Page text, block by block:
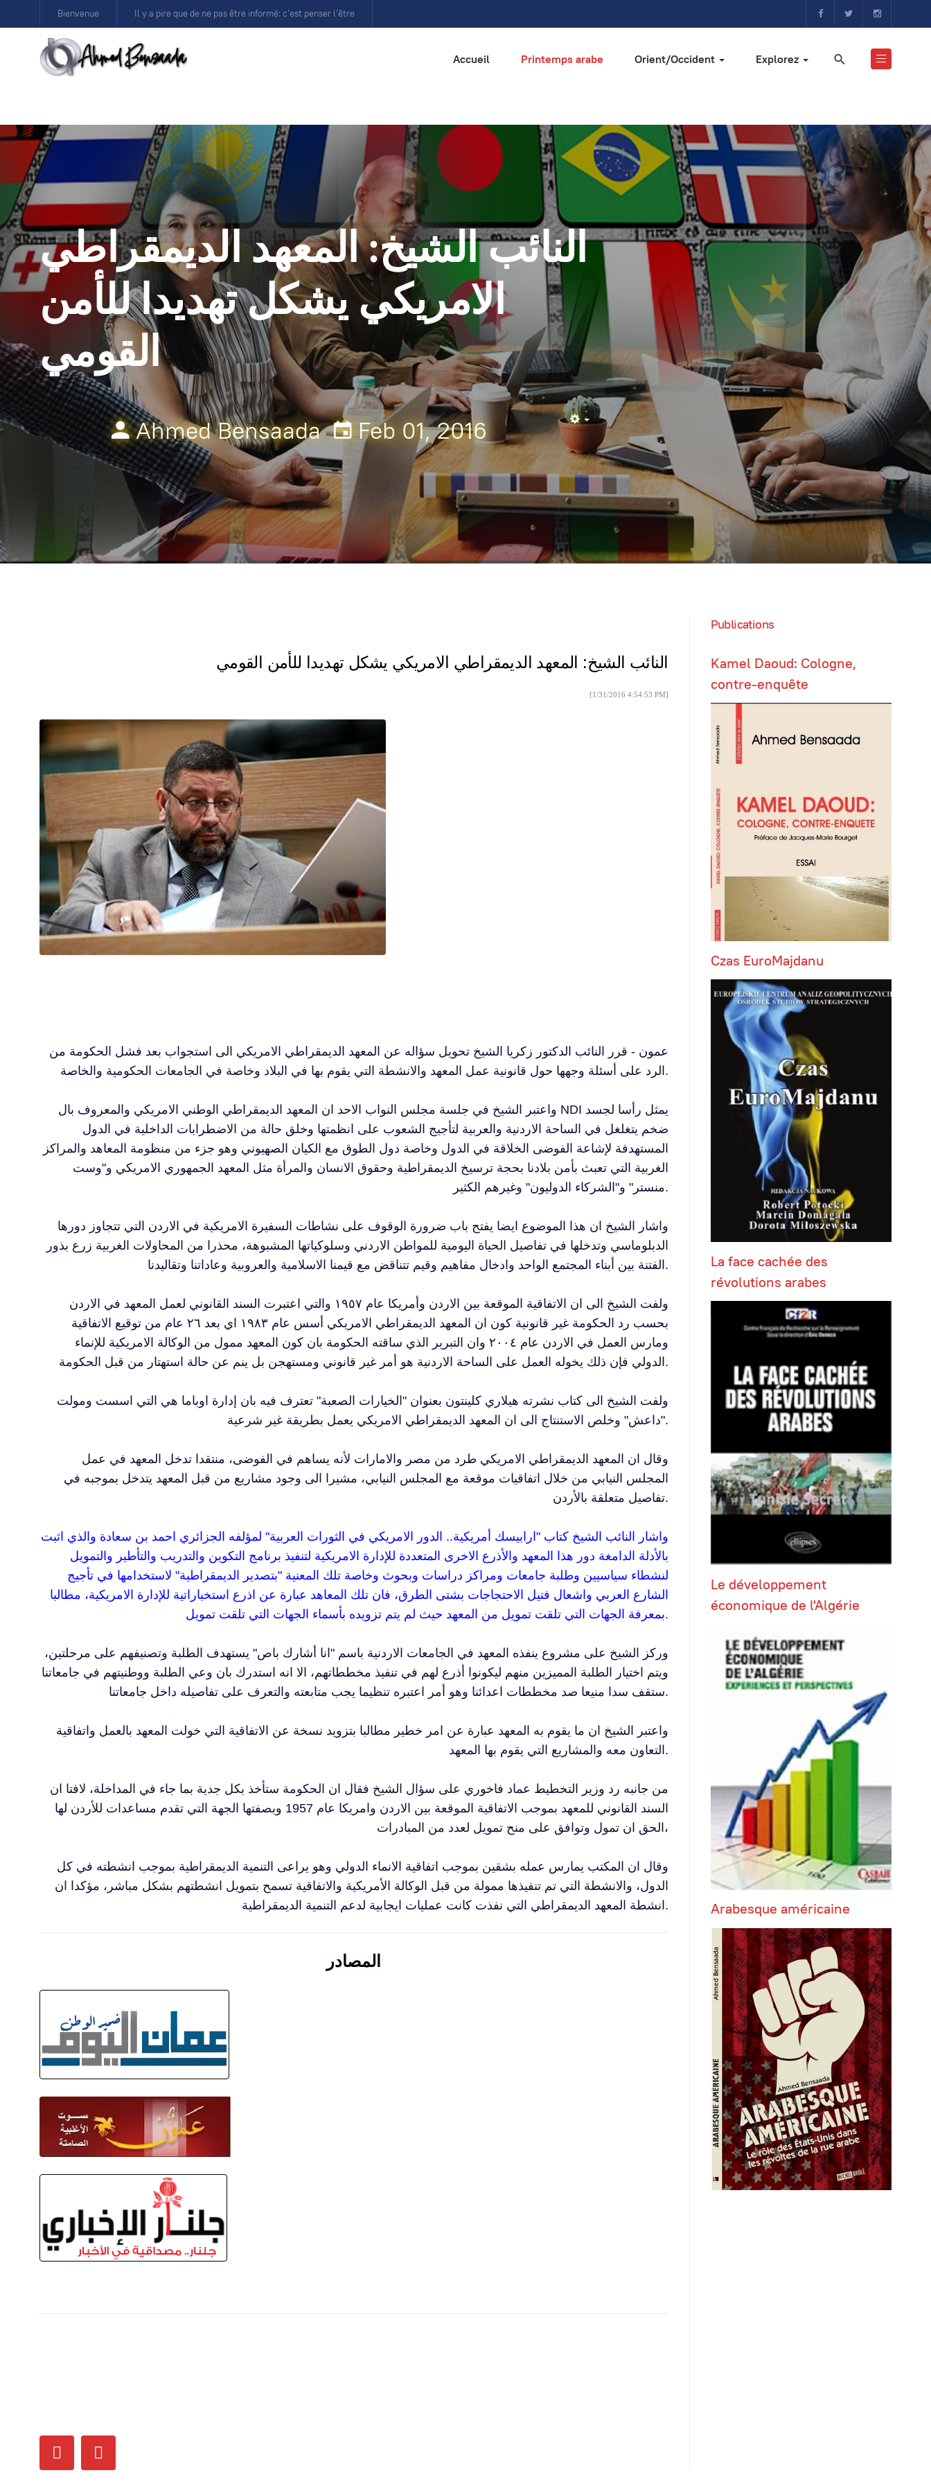
Bienvenue Il y a pire que de ne pas être informé: c’est penser l’être
Accueil Printemps arabe Orient/Occident Explorez
النائب الشيخ: المعهد الديمقراطي
الامريكي يشكل تهديدا للأمن
القومي
Empty
Ahmed Bensaada Feb 01, 2016
النائب الشيخ: المعهد الديمقراطي الامريكي يشكل تهديدا للأمن القومي
[1/31/2016 4:54:53 PM]
عمون - قرر النائب الدكتور زكريا الشيخ تحويل سؤاله عن المعهد الديمقراطي الامريكي الى استجواب بعد فشل الحكومة من
الرد على أسئلة وجهها حول قانونية عمل المعهد والانشطة التي يقوم بها في البلاد وخاصة في الجامعات الحكومية والخاصة.
واعتبر الشيخ في جلسة مجلس النواب الاحد ان المعهد الديمقراطي الوطني الامريكي والمعروف بال NDI يمثل رأسا لجسد
ضخم يتغلغل في الساحة الاردنية والعربية لتأجيج الشعوب على انظمتها وخلق حالة من الاضطرابات الداخلية في الدول
المستهدفة لإشاعة الفوضى الخلاقة في الدول وخاصة دول الطوق مع الكيان الصهيوني وهو جزء من منظومة المعاهد والمراكز
الغربية التي تعبث بأمن بلادنا بحجة ترسيخ الديمقراطية وحقوق الانسان والمرأة مثل المعهد الجمهوري الامريكي و"وست
منستر" و"الشركاء الدوليون" وغيرهم الكثير.
واشار الشيخ ان هذا الموضوع ايضا يفتح باب ضرورة الوقوف على نشاطات السفيرة الامريكية في الاردن التي تتجاوز دورها
الدبلوماسي وتدخلها في تفاصيل الحياة اليومية للمواطن الاردني وسلوكياتها المشبوهة، محذرا من المحاولات الغربية زرع بذور
الفتنة بين أبناء المجتمع الواحد وادخال مفاهيم وقيم تتناقض مع قيمنا الاسلامية والعروبية وعاداتنا وتقاليدنا.
ولفت الشيخ الى ان الاتفاقية الموقعة بين الاردن وأمريكا عام ١٩٥٧ والتي اعتبرت السند القانوني لعمل المعهد في الاردن
بحسب رد الحكومة غير قانونية كون ان المعهد الديمقراطي الامريكي أسس عام ١٩٨٣ اي بعد ٢٦ عام من توقيع الاتفاقية
ومارس العمل في الاردن عام ٢٠٠٤ وان التبرير الذي ساقته الحكومة بان كون المعهد ممول من الوكالة الامريكية للإنماء
الدولي فإن ذلك يخوله العمل على الساحة الاردنية هو أمر غير قانوني ومستهجن بل ينم عن حالة استهتار من قبل الحكومة.
ولفت الشيخ الى كتاب نشرته هيلاري كلينتون بعنوان "الخيارات الصعبة" تعترف فيه بان إدارة اوباما هي التي اسست ومولت
"داعش" وخلص الاستنتاج الى ان المعهد الديمقراطي الامريكي يعمل بطريقة غير شرعية.
وقال ان المعهد الديمقراطي الامريكي طرد من مصر والامارات لأنه يساهم في الفوضى، منتقدا تدخل المعهد في عمل
المجلس النيابي من خلال اتفاقيات موقعة مع المجلس النيابي، مشيرا الى وجود مشاريع من قبل المعهد يتدخل بموجبه في
تفاصيل متعلقة بالأردن.
واشار النائب الشيخ كتاب "ارابيسك أمريكية.. الدور الامريكي في الثورات العربية" لمؤلفه الجزائري احمد بن سعادة والذي اثبت
بالأدلة الدامغة دور هذا المعهد والأذرع الاخرى المتعددة للإدارة الامريكية لتنفيذ برنامج التكوين والتدريب والتأطير والتمويل
لنشطاء سياسيين وطلبة جامعات ومراكز دراسات وبحوث وخاصة تلك المعنية "بتصدير الديمقراطية" لاستخدامها في تأجيج
الشارع العربي واشعال فتيل الاحتجاجات بشتى الطرق، فان تلك المعاهد عبارة عن اذرع استخباراتية للإدارة الامريكية، مطالبا
بمعرفة الجهات التي تلقت تمويل من المعهد حيث لم يتم تزويده بأسماء الجهات التي تلقت تمويل.
وركز الشيخ على مشروع ينفذه المعهد في الجامعات الاردنية باسم "انا أشارك باص" يستهدف الطلبة وتصنيفهم على مرحلتين،
ويتم اختيار الطلبة المميزين منهم ليكونوا أذرع لهم في تنفيذ مخططاتهم، الا انه استدرك بان وعي الطلبة ووطنيتهم في جامعاتنا
ستقف سدا منيعا صد مخططات اعدائنا وهو أمر اعتبره تنظيما يجب متابعته والتعرف على تفاصيله داخل جامعاتنا.
واعتبر الشيخ ان ما يقوم به المعهد عبارة عن امر خطير مطالبا بتزويد نسخة عن الاتفاقية التي خولت المعهد بالعمل واتفاقية
التعاون معه والمشاريع التي يقوم بها المعهد.
من جانبه رد وزير التخطيط عماد فاخوري على سؤال الشيخ فقال ان الحكومة ستأخذ بكل جدية بما جاء في المداخلة، لافتا ان
السند القانوني للمعهد بموجب الاتفاقية الموقعة بين الاردن وامريكا عام 1957 وبصفتها الجهة التي تقدم مساعدات للأردن لها
الحق ان تمول وتوافق على منح تمويل لعدد من المبادرات،
وقال ان المكتب يمارس عمله بشقين بموجب اتفاقية الانماء الدولي وهو يراعى التنمية الديمقراطية بموجب انشطته في كل
الدول، والانشطة التي تم تنفيذها ممولة من قبل الوكالة الأمريكية والاتفاقية تسمح بتمويل انشطتهم بشكل مباشر، مؤكدا ان
انشطة المعهد الديمقراطي التي نفذت كانت عمليات ايجابية لدعم التنمية الديمقراطية.
المصادر
Publications
Kamel Daoud: Cologne,
contre-enquête
Czas EuroMajdanu
La face cachée des
révolutions arabes
Le développement
économique de l'Algérie
Arabesque américaine